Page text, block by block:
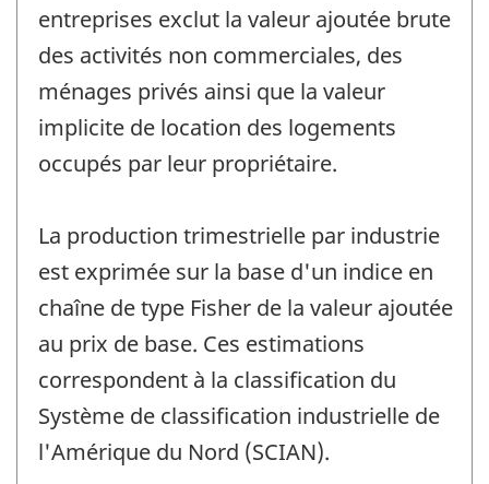
entreprises exclut la valeur ajoutée brute
des activités non commerciales, des
ménages privés ainsi que la valeur
implicite de location des logements
occupés par leur propriétaire.
La production trimestrielle par industrie
est exprimée sur la base d'un indice en
chaîne de type Fisher de la valeur ajoutée
au prix de base. Ces estimations
correspondent à la classification du
Système de classification industrielle de
l'Amérique du Nord (SCIAN).